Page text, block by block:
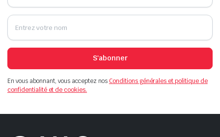
S'abonner
En vous abonnant, vous acceptez nosConditions générales et politique de
confidentialité et de cookies.